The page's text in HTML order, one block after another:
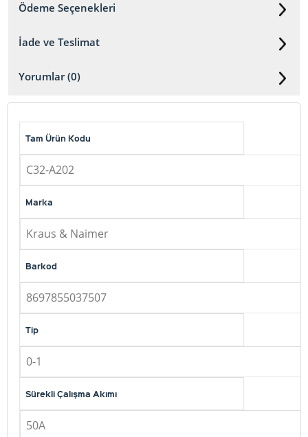
Ödeme Seçenekleri
İade ve Teslimat
Yorumlar (0)
Tam Ürün Kodu
C32-A202
Marka
Kraus & Naimer
Barkod
8697855037507
Tip
0-1
Sürekli Çalışma Akımı
50A